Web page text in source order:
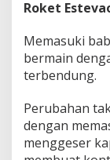
Roket
Memasuki
bermain
terbendung.
Perubahan
dengan
menggeser